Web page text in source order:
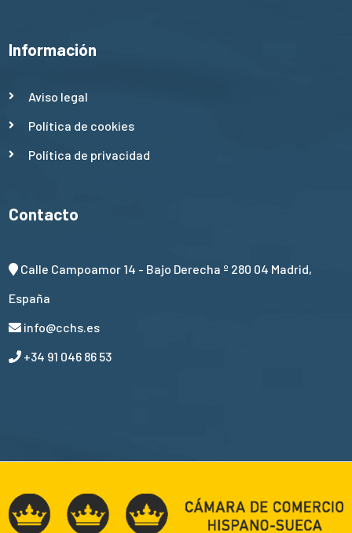
Información
Aviso legal
Política de cookies
Política de privacidad
Contacto
Calle Campoamor 14 - Bajo Derecha º 280 04 Madrid,
España
info@cchs.es
+34 91 046 86 53